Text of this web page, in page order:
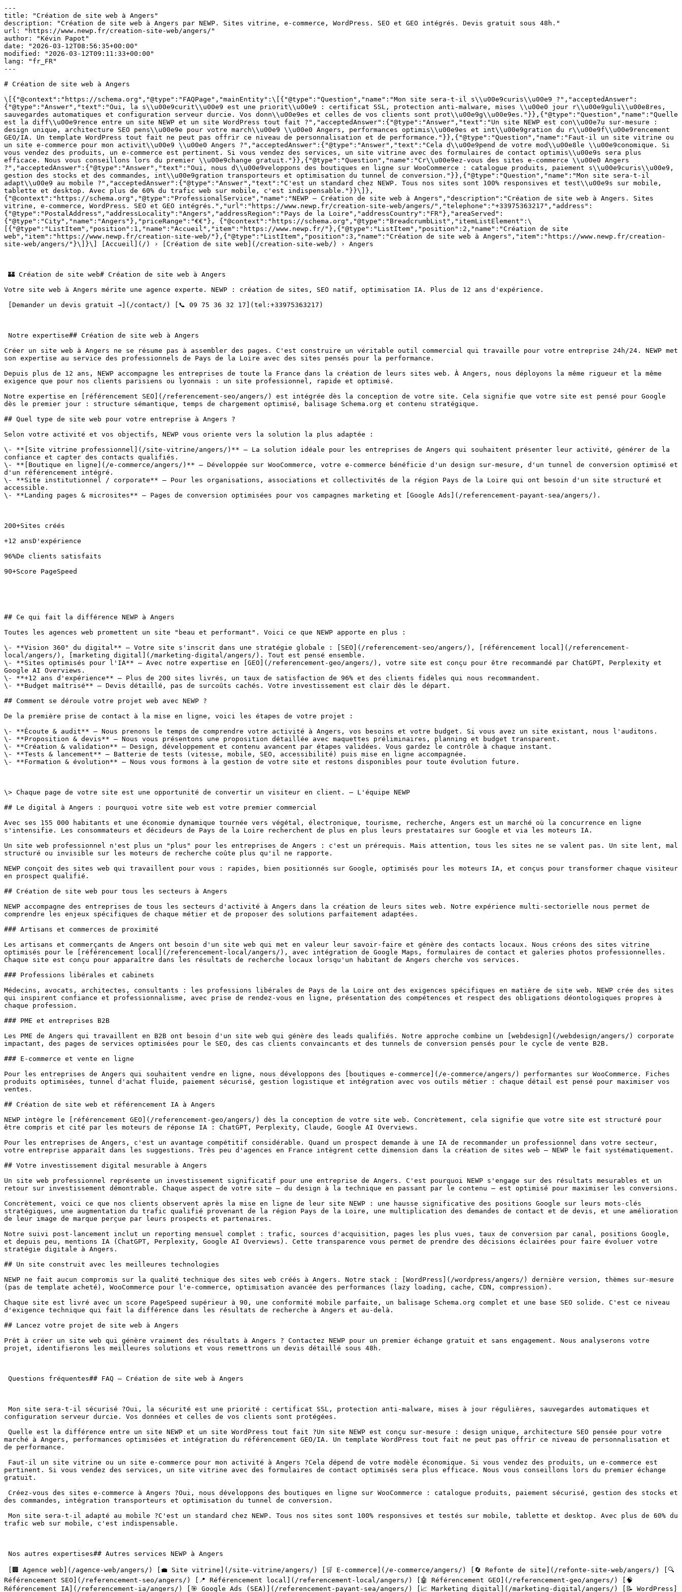
---
title: "Création de site web à Angers"
description: "Création de site web à Angers par NEWP. Sites vitrine, e-commerce, WordPress. SEO et GEO intégrés. Devis gratuit sous 48h."
url: "https://www.newp.fr/creation-site-web/angers/"
author: "Kévin Papot"
date: "2026-03-12T08:56:35+00:00"
modified: "2026-03-12T09:11:33+00:00"
lang: "fr_FR"
---

# Création de site web à Angers

\[{"@context":"https://schema.org","@type":"FAQPage","mainEntity":\[{"@type":"Question","name":"Mon site sera-t-il s\\u00e9curis\\u00e9 ?","acceptedAnswer":{"@type":"Answer","text":"Oui, la s\\u00e9curit\\u00e9 est une priorit\\u00e9 : certificat SSL, protection anti-malware, mises \\u00e0 jour r\\u00e9guli\\u00e8res, sauvegardes automatiques et configuration serveur durcie. Vos donn\\u00e9es et celles de vos clients sont prot\\u00e9g\\u00e9es."}},{"@type":"Question","name":"Quelle est la diff\\u00e9rence entre un site NEWP et un site WordPress tout fait ?","acceptedAnswer":{"@type":"Answer","text":"Un site NEWP est con\\u00e7u sur-mesure : design unique, architecture SEO pens\\u00e9e pour votre march\\u00e9 \\u00e0 Angers, performances optimis\\u00e9es et int\\u00e9gration du r\\u00e9f\\u00e9rencement GEO/IA. Un template WordPress tout fait ne peut pas offrir ce niveau de personnalisation et de performance."}},{"@type":"Question","name":"Faut-il un site vitrine ou un site e-commerce pour mon activit\\u00e9 \\u00e0 Angers ?","acceptedAnswer":{"@type":"Answer","text":"Cela d\\u00e9pend de votre mod\\u00e8le \\u00e9conomique. Si vous vendez des produits, un e-commerce est pertinent. Si vous vendez des services, un site vitrine avec des formulaires de contact optimis\\u00e9s sera plus efficace. Nous vous conseillons lors du premier \\u00e9change gratuit."}},{"@type":"Question","name":"Cr\\u00e9ez-vous des sites e-commerce \\u00e0 Angers ?","acceptedAnswer":{"@type":"Answer","text":"Oui, nous d\\u00e9veloppons des boutiques en ligne sur WooCommerce : catalogue produits, paiement s\\u00e9curis\\u00e9, gestion des stocks et des commandes, int\\u00e9gration transporteurs et optimisation du tunnel de conversion."}},{"@type":"Question","name":"Mon site sera-t-il adapt\\u00e9 au mobile ?","acceptedAnswer":{"@type":"Answer","text":"C'est un standard chez NEWP. Tous nos sites sont 100% responsives et test\\u00e9s sur mobile, tablette et desktop. Avec plus de 60% du trafic web sur mobile, c'est indispensable."}}\]}, {"@context":"https://schema.org","@type":"ProfessionalService","name":"NEWP — Création de site web à Angers","description":"Création de site web à Angers. Sites vitrine, e-commerce, WordPress. SEO et GEO intégrés.","url":"https://www.newp.fr/creation-site-web/angers/","telephone":"+33975363217","address":{"@type":"PostalAddress","addressLocality":"Angers","addressRegion":"Pays de la Loire","addressCountry":"FR"},"areaServed":{"@type":"City","name":"Angers"},"priceRange":"€€"}, {"@context":"https://schema.org","@type":"BreadcrumbList","itemListElement":\[{"@type":"ListItem","position":1,"name":"Accueil","item":"https://www.newp.fr/"},{"@type":"ListItem","position":2,"name":"Création de site web","item":"https://www.newp.fr/creation-site-web/"},{"@type":"ListItem","position":3,"name":"Création de site web à Angers","item":"https://www.newp.fr/creation-site-web/angers/"}\]}\] [Accueil](/) › [Création de site web](/creation-site-web/) › Angers

 

 🏰 Création de site web# Création de site web à Angers

Votre site web à Angers mérite une agence experte. NEWP : création de sites, SEO natif, optimisation IA. Plus de 12 ans d'expérience.

 [Demander un devis gratuit →](/contact/) [📞 09 75 36 32 17](tel:+33975363217) 

 

 Notre expertise## Création de site web à Angers

Créer un site web à Angers ne se résume pas à assembler des pages. C'est construire un véritable outil commercial qui travaille pour votre entreprise 24h/24. NEWP met son expertise au service des professionnels de Pays de la Loire avec des sites pensés pour la performance.

Depuis plus de 12 ans, NEWP accompagne les entreprises de toute la France dans la création de leurs sites web. À Angers, nous déployons la même rigueur et la même exigence que pour nos clients parisiens ou lyonnais : un site professionnel, rapide et optimisé.

Notre expertise en [référencement SEO](/referencement-seo/angers/) est intégrée dès la conception de votre site. Cela signifie que votre site est pensé pour Google dès le premier jour : structure sémantique, temps de chargement optimisé, balisage Schema.org et contenu stratégique.

## Quel type de site web pour votre entreprise à Angers ?

Selon votre activité et vos objectifs, NEWP vous oriente vers la solution la plus adaptée :

\- **[Site vitrine professionnel](/site-vitrine/angers/)** — La solution idéale pour les entreprises de Angers qui souhaitent présenter leur activité, générer de la confiance et capter des contacts qualifiés.
\- **[Boutique en ligne](/e-commerce/angers/)** — Développée sur WooCommerce, votre e-commerce bénéficie d'un design sur-mesure, d'un tunnel de conversion optimisé et d'un référencement intégré.
\- **Site institutionnel / corporate** — Pour les organisations, associations et collectivités de la région Pays de la Loire qui ont besoin d'un site structuré et accessible.
\- **Landing pages & microsites** — Pages de conversion optimisées pour vos campagnes marketing et [Google Ads](/referencement-payant-sea/angers/).
 
 

200+Sites créés

+12 ansD'expérience

96%De clients satisfaits

90+Score PageSpeed

 

 

## Ce qui fait la différence NEWP à Angers

Toutes les agences web promettent un site "beau et performant". Voici ce que NEWP apporte en plus :

\- **Vision 360° du digital** — Votre site s'inscrit dans une stratégie globale : [SEO](/referencement-seo/angers/), [référencement local](/referencement-local/angers/), [marketing digital](/marketing-digital/angers/). Tout est pensé ensemble.
\- **Sites optimisés pour l'IA** — Avec notre expertise en [GEO](/referencement-geo/angers/), votre site est conçu pour être recommandé par ChatGPT, Perplexity et Google AI Overviews.
\- **+12 ans d'expérience** — Plus de 200 sites livrés, un taux de satisfaction de 96% et des clients fidèles qui nous recommandent.
\- **Budget maîtrisé** — Devis détaillé, pas de surcoûts cachés. Votre investissement est clair dès le départ.
 
## Comment se déroule votre projet web avec NEWP ?

De la première prise de contact à la mise en ligne, voici les étapes de votre projet :

\- **Écoute & audit** — Nous prenons le temps de comprendre votre activité à Angers, vos besoins et votre budget. Si vous avez un site existant, nous l'auditons.
\- **Proposition & devis** — Nous vous présentons une proposition détaillée avec maquettes préliminaires, planning et budget transparent.
\- **Création & validation** — Design, développement et contenu avancent par étapes validées. Vous gardez le contrôle à chaque instant.
\- **Tests & lancement** — Batterie de tests (vitesse, mobile, SEO, accessibilité) puis mise en ligne accompagnée.
\- **Formation & évolution** — Nous vous formons à la gestion de votre site et restons disponibles pour toute évolution future.
 
 

\> Chaque page de votre site est une opportunité de convertir un visiteur en client. — L'équipe NEWP

## Le digital à Angers : pourquoi votre site web est votre premier commercial

Avec ses 155 000 habitants et une économie dynamique tournée vers végétal, électronique, tourisme, recherche, Angers est un marché où la concurrence en ligne s'intensifie. Les consommateurs et décideurs de Pays de la Loire recherchent de plus en plus leurs prestataires sur Google et via les moteurs IA.

Un site web professionnel n'est plus un "plus" pour les entreprises de Angers : c'est un prérequis. Mais attention, tous les sites ne se valent pas. Un site lent, mal structuré ou invisible sur les moteurs de recherche coûte plus qu'il ne rapporte.

NEWP conçoit des sites web qui travaillent pour vous : rapides, bien positionnés sur Google, optimisés pour les moteurs IA, et conçus pour transformer chaque visiteur en prospect qualifié.

## Création de site web pour tous les secteurs à Angers

NEWP accompagne des entreprises de tous les secteurs d'activité à Angers dans la création de leurs sites web. Notre expérience multi-sectorielle nous permet de comprendre les enjeux spécifiques de chaque métier et de proposer des solutions parfaitement adaptées.

### Artisans et commerces de proximité

Les artisans et commerçants de Angers ont besoin d'un site web qui met en valeur leur savoir-faire et génère des contacts locaux. Nous créons des sites vitrine optimisés pour le [référencement local](/referencement-local/angers/), avec intégration de Google Maps, formulaires de contact et galeries photos professionnelles. Chaque site est conçu pour apparaître dans les résultats de recherche locaux lorsqu'un habitant de Angers cherche vos services.

### Professions libérales et cabinets

Médecins, avocats, architectes, consultants : les professions libérales de Pays de la Loire ont des exigences spécifiques en matière de site web. NEWP crée des sites qui inspirent confiance et professionnalisme, avec prise de rendez-vous en ligne, présentation des compétences et respect des obligations déontologiques propres à chaque profession.

### PME et entreprises B2B

Les PME de Angers qui travaillent en B2B ont besoin d'un site web qui génère des leads qualifiés. Notre approche combine un [webdesign](/webdesign/angers/) corporate impactant, des pages de services optimisées pour le SEO, des cas clients convaincants et des tunnels de conversion pensés pour le cycle de vente B2B.

### E-commerce et vente en ligne

Pour les entreprises de Angers qui souhaitent vendre en ligne, nous développons des [boutiques e-commerce](/e-commerce/angers/) performantes sur WooCommerce. Fiches produits optimisées, tunnel d'achat fluide, paiement sécurisé, gestion logistique et intégration avec vos outils métier : chaque détail est pensé pour maximiser vos ventes.

## Création de